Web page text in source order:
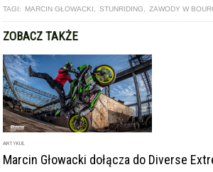
TAGI: MARCIN GŁOWACKI STUNRIDING ZAWODY W
ZOBACZ TAKŻE
ARTYKUŁ
Marcin Głowacki dołącza do Diverse